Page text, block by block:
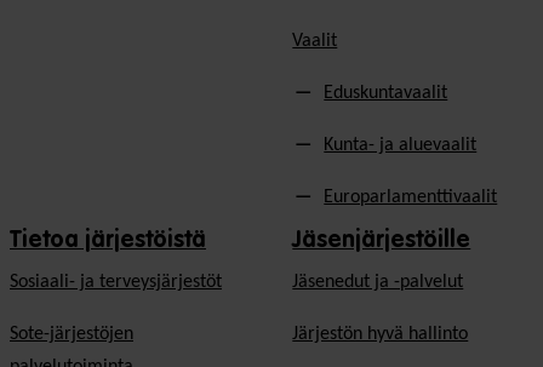
Vaalit
Eduskuntavaalit
Kunta- ja aluevaalit
Europarlamenttivaalit
Tietoa järjestöistä
Sosiaali- ja terveysjärjestöt
Sote-järjestöjen
Jäsenjärjestöille
Jäsen­edut ja -palvelut
Järjestön hyvä hallinto